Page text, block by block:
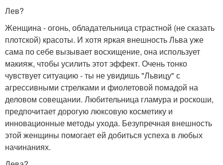
Лев?
Женщина - огонь, обладательница страстной (не сказать
плотской) красоты. И хотя яркая внешность Льва уже
сама по себе вызывает восхищение, она использует
макияж, чтобы усилить этот эффект. Очень тонко
чувствует ситуацию - ты не увидишь "Львицу" с
агрессивными стрелками и фиолетовой помадой на
деловом совещании. Любительница гламура и роскоши,
предпочитает дорогую люксовую косметику и
инновационные методы ухода. Безупречная внешность
этой женщины помогает ей добиться успеха в любых
начинаниях.